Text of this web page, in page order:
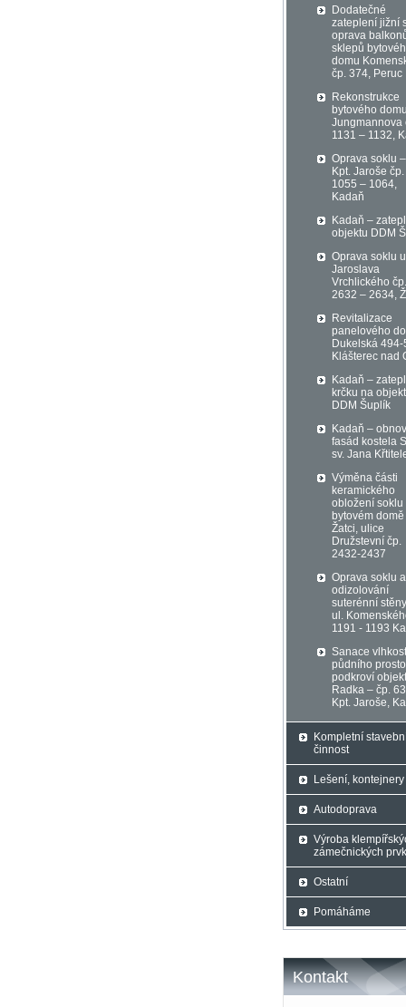
Dodatečné
zateplení jižní
oprava
sklepů
domu
čp. 374, Peruc
Rekonstrukce
bytového
Jungmannova
1131 – 1132,
Oprava soklu
Kpt. Jaroše čp.
1055 – 1064,
Kadaň
Kadaň –
objektu DDM
Oprava soklu
Jaroslava
Vrchlického čp.
2632 – 2634,
Revitalizace
panelového
Dukelská 494-
Klášterec nad
Kadaň –
krčku na
DDM Šuplík
Kadaň –
fasád kostela
sv. Jana
Výměna části
keramického
obložení soklu
bytovém domě
Žatci, ulice
Družstevní čp.
2432-2437
Oprava soklu a
odizolování
suterénní
ul.
1191 - 1193
Sanace
půdního
podkroví
Radka – čp.
Kpt. Jaroše,
Kompletní
činnost
Lešení, kontejnery
Autodoprava
Výroba
zámečnických
Ostatní
Pomáháme
Kontakt